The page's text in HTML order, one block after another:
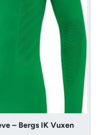
– Bergs IK Vuxen